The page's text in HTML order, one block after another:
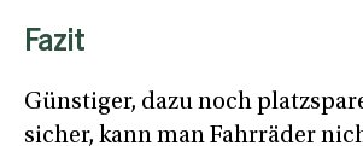
Fazit
Günstiger, dazu noch
sicher, kann man Fahrräder